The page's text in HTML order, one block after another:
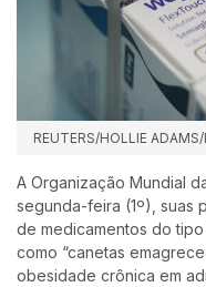
REUTERS/HOLLIE
A Organização Mundial
segunda-feira (1º), suas
de medicamentos do
como “canetas
obesidade crônica em